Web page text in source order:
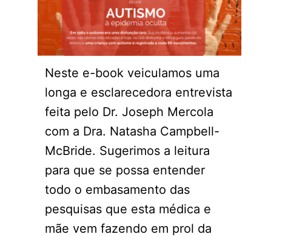
Neste e-book veiculamos uma
longa e esclarecedora entrevista
feita pelo Dr. Joseph Mercola
com a Dra. Natasha Campbell-
McBride. Sugerimos a leitura
para que se possa entender
todo o embasamento das
pesquisas que esta médica e
mãe vem fazendo em prol da